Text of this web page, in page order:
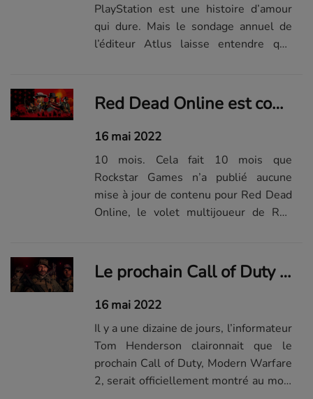
PlayStation est une histoire d’amour
qui dure. Mais le sondage annuel de
l’éditeur Atlus laisse entendre que
Red Dead Online est complètement délaissé par Rockstar Game, et les joueurs commencent à s'agacer
16 mai 2022
10 mois. Cela fait 10 mois que
Rockstar Games n’a publié aucune
mise à jour de contenu pour Red Dead
Online, le volet multijoueur de Red
pour se faire entendre de l’éditeur.
Le prochain Call of Duty se montrera dans 3 semaines
16 mai 2022
Il y a une dizaine de jours, l’informateur
Tom Henderson claironnait que le
prochain Call of Duty, Modern Warfare
2, serait officiellement montré au mois